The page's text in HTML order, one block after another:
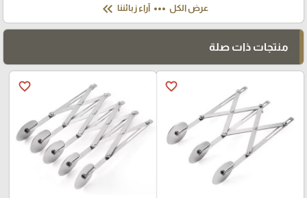
عرض الكل more_horiz آراء زبائننا keyboard_double_arrow_left
منتجات ذات صلة
favorite_border
favorite_border